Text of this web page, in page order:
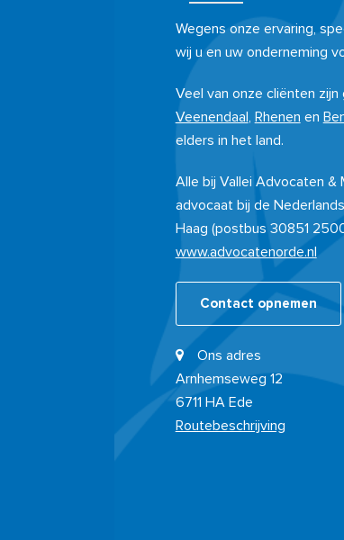
Wegens onze ervaring,
wij u en uw onderneming
Veel van onze cliënten
Veenendaal
Rhenen en
elders in het land.
Alle bij Vallei Advocaten &
advocaat bij de
Haag (postbus 30851
www.advocatenorde.nl
Contact opnemen
Ons adres
Arnhemseweg 12
6711 HA Ede
Routebeschrijving